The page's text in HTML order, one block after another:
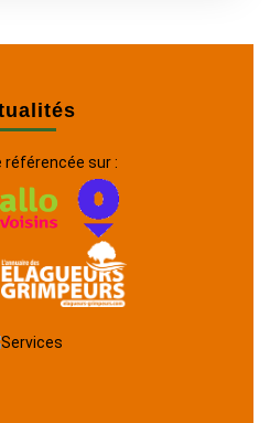
référencée sur :